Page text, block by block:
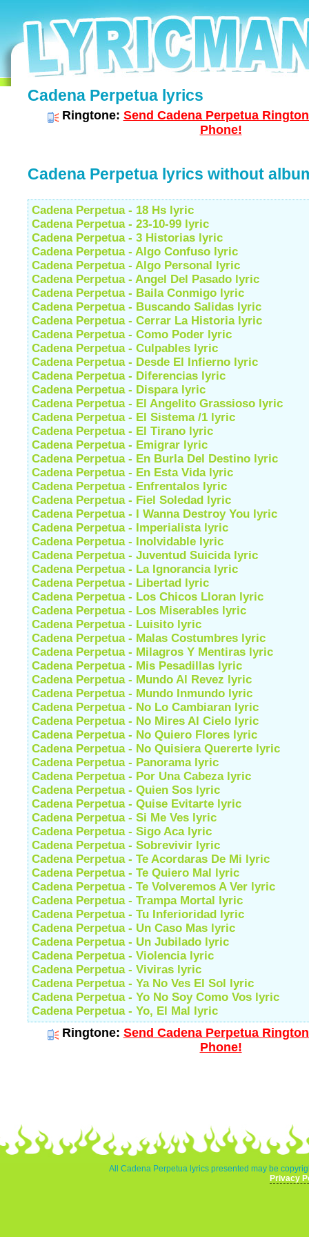
Cadena Perpetua lyrics
Ringtone: Send Cadena Perpetua
Phone!
Cadena Perpetua lyrics without
Cadena Perpetua - 18 Hs lyric
Cadena Perpetua - 23-10-99 lyric
Cadena Perpetua - 3 Historias lyric
Cadena Perpetua - Algo Confuso lyric
Cadena Perpetua - Algo Personal lyric
Cadena Perpetua - Angel Del Pasado lyric
Cadena Perpetua - Baila Conmigo lyric
Cadena Perpetua - Buscando Salidas lyric
Cadena Perpetua - Cerrar La Historia lyric
Cadena Perpetua - Como Poder lyric
Cadena Perpetua - Culpables lyric
Cadena Perpetua - Desde El Infierno lyric
Cadena Perpetua - Diferencias lyric
Cadena Perpetua - Dispara lyric
Cadena Perpetua - El Angelito Grassioso lyric
Cadena Perpetua - El Sistema /1 lyric
Cadena Perpetua - El Tirano lyric
Cadena Perpetua - Emigrar lyric
Cadena Perpetua - En Burla Del Destino lyric
Cadena Perpetua - En Esta Vida lyric
Cadena Perpetua - Enfrentalos lyric
Cadena Perpetua - Fiel Soledad lyric
Cadena Perpetua - I Wanna Destroy You lyric
Cadena Perpetua - Imperialista lyric
Cadena Perpetua - Inolvidable lyric
Cadena Perpetua - Juventud Suicida lyric
Cadena Perpetua - La Ignorancia lyric
Cadena Perpetua - Libertad lyric
Cadena Perpetua - Los Chicos Lloran lyric
Cadena Perpetua - Los Miserables lyric
Cadena Perpetua - Luisito lyric
Cadena Perpetua - Malas Costumbres lyric
Cadena Perpetua - Milagros Y Mentiras lyric
Cadena Perpetua - Mis Pesadillas lyric
Cadena Perpetua - Mundo Al Revez lyric
Cadena Perpetua - Mundo Inmundo lyric
Cadena Perpetua - No Lo Cambiaran lyric
Cadena Perpetua - No Mires Al Cielo lyric
Cadena Perpetua - No Quiero Flores lyric
Cadena Perpetua - No Quisiera Quererte lyric
Cadena Perpetua - Panorama lyric
Cadena Perpetua - Por Una Cabeza lyric
Cadena Perpetua - Quien Sos lyric
Cadena Perpetua - Quise Evitarte lyric
Cadena Perpetua - Si Me Ves lyric
Cadena Perpetua - Sigo Aca lyric
Cadena Perpetua - Sobrevivir lyric
Cadena Perpetua - Te Acordaras De Mi lyric
Cadena Perpetua - Te Quiero Mal lyric
Cadena Perpetua - Te Volveremos A Ver lyric
Cadena Perpetua - Trampa Mortal lyric
Cadena Perpetua - Tu Inferioridad lyric
Cadena Perpetua - Un Caso Mas lyric
Cadena Perpetua - Un Jubilado lyric
Cadena Perpetua - Violencia lyric
Cadena Perpetua - Viviras lyric
Cadena Perpetua - Ya No Ves El Sol lyric
Cadena Perpetua - Yo No Soy Como Vos lyric
Cadena Perpetua - Yo, El Mal lyric
Ringtone: Send Cadena Perpetua
Phone!
All Cadena Perpetua lyrics presented may be
Privacy